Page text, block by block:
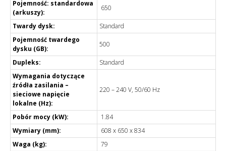
Pojemność: standardowa
(arkuszy):
650
Twardy dysk:
Standard
Pojemność twardego
dysku (GB):
500
Dupleks:
Standard
Wymagania dotyczące
źródła zasilania –
sieciowe napięcie
lokalne (Hz):
220 – 240 V, 50/60 Hz
Pobór mocy (kW):
1.84
Wymiary (mm):
608 x 650 x 834
Waga (kg):
79